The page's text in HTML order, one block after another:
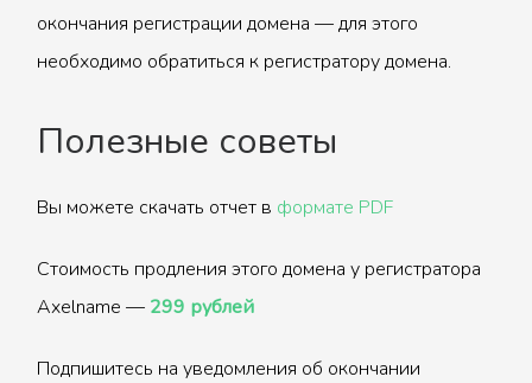
окончания регистрации домена — для этого
необходимо обратиться к регистратору домена.
Полезные советы
Вы можете скачать отчет в формате PDF
Стоимость продления этого домена у регистратора
Axelname — 299 рублей
Подпишитесь на уведомления об окончании